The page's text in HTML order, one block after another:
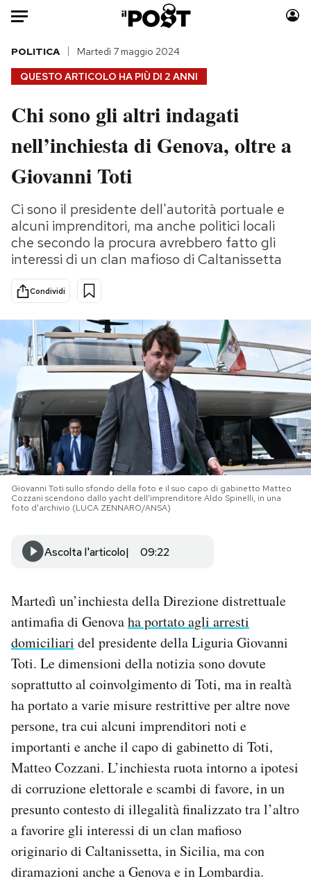
Auto
HOME
Italia
Politica
Tecnologia
Scienza
Cultura
Economia
Sport
Moda
Consumismi
Media
Europa
Altrecose
PODCAST
I MIEI PREFERITI
SHOP
Area Personale
Newsletter
Regala il Post
Hai bisogno di aiuto?
Esci
QUESTO ARTICOLO HA PIÙ DI 2 ANNI
POLITICA Martedì 7 maggio 2024
Chi sono gli altri indagati
nell’inchiesta di Genova, oltre a
Giovanni Toti
Ci sono il presidente dell'autorità portuale e
alcuni imprenditori, ma anche politici locali
che secondo la procura avrebbero fatto gli
interessi di un clan mafioso di Caltanissetta
Condividi
Giovanni Toti sullo sfondo della foto e il suo capo di gabinetto Matteo
Cozzani scendono dallo yacht dell'imprenditore Aldo Spinelli, in una
foto d'archivio (LUCA ZENNARO/ANSA)
Ascolta l'articolo 09:22
Martedì un’inchiesta della Direzione distrettuale
antimafia di Genovaha portato agli arresti
domiciliari del presidente della Liguria Giovanni
Toti. Le dimensioni della notizia sono dovute
soprattutto al coinvolgimento di Toti, ma in realtà
ha portato a varie misure restrittive per altre nove
persone, tra cui alcuni imprenditori noti e
importanti e anche il capo di gabinetto di Toti,
Matteo Cozzani. L’inchiesta ruota intorno a ipotesi
di corruzione elettorale e scambi di favore, in un
presunto contesto di illegalità finalizzato tra l’altro
a favorire gli interessi di un clan mafioso
originario di Caltanissetta, in Sicilia, ma con
diramazioni anche a Genova e in Lombardia.